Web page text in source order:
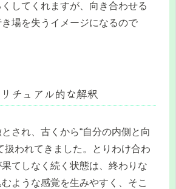
してくれますが、向き合わせる
場を失うイメージになるので
チュアル的な解釈
され、古くから“自分の内側と向
扱われてきました。とりわけ合わ
てしなく続く状態は、終わりな
ような感覚を生みやすく、そこ